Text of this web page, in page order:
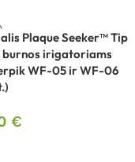
Plaque Seeker™ Tip
burnos irigatoriams
WF-05 ir WF-06
€